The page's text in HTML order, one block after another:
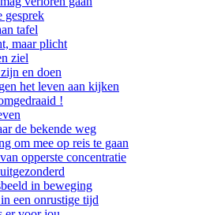
gesprek
tafel
maar plicht
ziel
en doen
het leven aan kijken
!
de bekende weg
om mee op reis te gaan
opperste concentratie
in beweging
een onrustige tijd